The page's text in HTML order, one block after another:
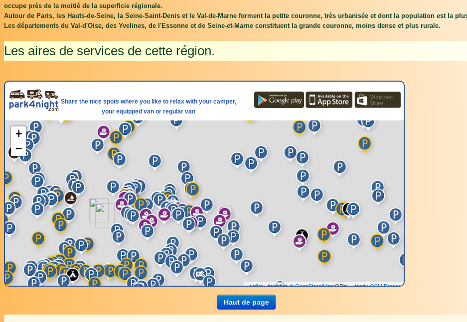
occupe près de la moitié de la superficie régionale.
Autour de Paris, les Hauts-de-Seine, la Seine-Saint-Denis et le Val-de-Marne forment la petite couronne, très urbanisée et dont la population est la
Les départements du Val-d'Oise, des Yvelines, de l'Essonne et de Seine-et-Marne constituent la grande couronne, moins dense et plus rurale.
Les aires de services de cette région.
Share the nice spots where you like to relax with your camper,
your equipped van or regular van
Haut de page